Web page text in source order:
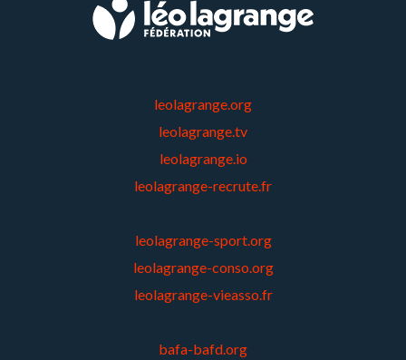
leolagrange.org
leolagrange.tv
leolagrange.io
leolagrange-recrute.fr
leolagrange-sport.org
leolagrange-conso.org
leolagrange-vieasso.fr
bafa-bafd.org